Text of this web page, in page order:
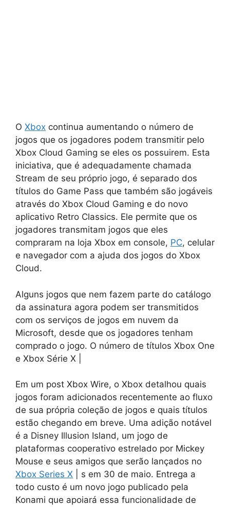
O Xbox continua aumentando o número de
jogos que os jogadores podem transmitir pelo
Xbox Cloud Gaming se eles os possuirem. Esta
iniciativa, que é adequadamente chamada
Stream de seu próprio jogo, é separado dos
títulos do Game Pass que também são jogáveis
​​através do Xbox Cloud Gaming e do novo
aplicativo Retro Classics. Ele permite que os
jogadores transmitam jogos que eles
compraram na loja Xbox em console, PC, celular
e navegador com a ajuda dos jogos do Xbox
Cloud.
Alguns jogos que nem fazem parte do catálogo
da assinatura agora podem ser transmitidos
com os serviços de jogos em nuvem da
Microsoft, desde que os jogadores tenham
comprado o jogo. O número de títulos Xbox One
e Xbox Série X |
Em um post Xbox Wire, o Xbox detalhou quais
jogos foram adicionados recentemente ao fluxo
de sua própria coleção de jogos e quais títulos
estão chegando em breve. Uma adição notável
é a Disney Illusion Island, um jogo de
plataformas cooperativo estrelado por Mickey
Mouse e seus amigos que serão lançados no
Xbox Series X | s em 30 de maio. Entrega a
todo custo é um novo jogo publicado pela
Konami que apoiará essa funcionalidade de